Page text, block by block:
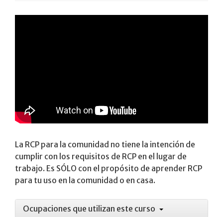
La RCP para la comunidad no tiene la intención de
cumplir con los requisitos de RCP en el lugar de
trabajo. Es SÓLO con el propósito de aprender RCP
para tu uso en la comunidad o en casa.
Ocupaciones que utilizan este curso